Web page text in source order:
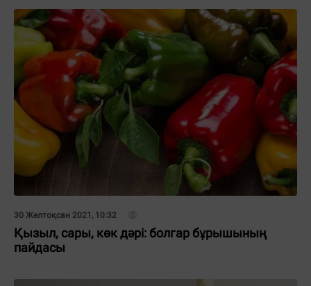
30 Желтоқсан 2021, 10:32
Қызыл, сары, көк дәрі: болгар бұрышының
пайдасы